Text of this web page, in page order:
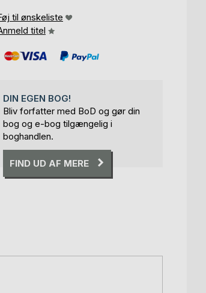
til ønskeliste
titel
DIN EGEN BOG!
Bliv forfatter med BoD og gør din
bog og e-bog tilgængelig i
boghandlen.
FIND UD AF MERE